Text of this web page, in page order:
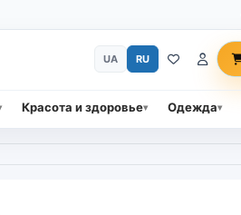
Красота и здоровье Одежда
UA RU